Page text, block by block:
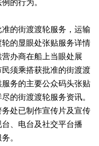
的街渡渡轮服务，运输
的显眼处张贴服务详情
办商在船上当眼处展
须乘搭获批准的街渡渡
务的主要公众码头张贴
的街渡渡轮服务资讯。
处已制作宣传片及宣传
、电台及社交平台播
。